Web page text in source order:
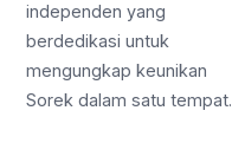
independen yang
berdedikasi untuk
mengungkap keunikan
Sorek dalam satu tempat.